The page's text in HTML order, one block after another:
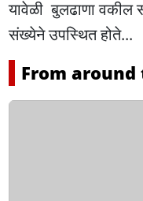
यावेळी बुलढाणा वकील
संख्येने उपस्थित होते...
From